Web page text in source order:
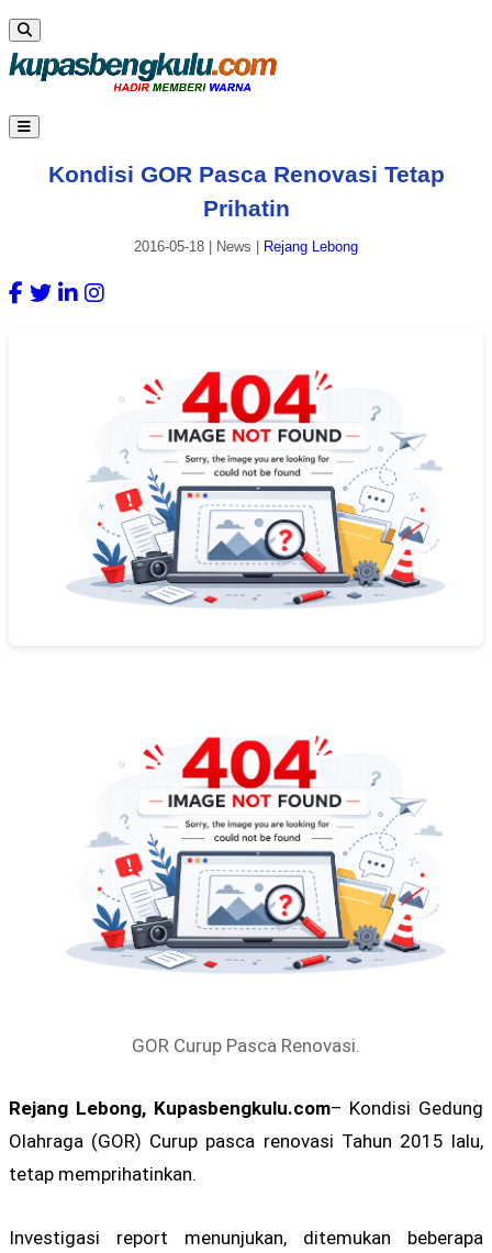
Kondisi GOR Pasca Renovasi Tetap
Prihatin
2016-05-18 News Rejang Lebong
GOR Curup Pasca Renovasi.
Rejang Lebong, Kupasbengkulu.com– Kondisi Gedung
Olahraga (GOR) Curup pasca renovasi Tahun 2015 lalu,
tetap memprihatinkan.
Investigasi report menunjukan, ditemukan beberapa